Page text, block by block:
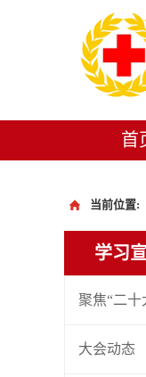
首
当前位置:
学习
聚焦“二十
大会动态